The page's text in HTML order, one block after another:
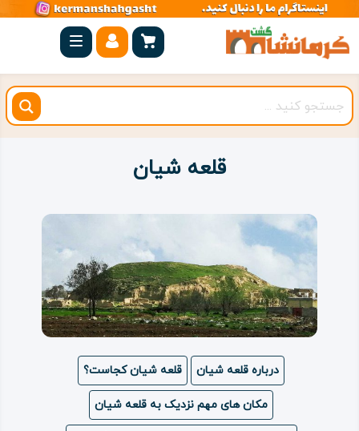
صفحه
اصلی
کرمانشاه
شهرستان
روستاهای
اقامتگاه
قلعه شیان
درباره قلعه شیان قلعه شیان کجاست؟
مکان های مهم نزدیک به قلعه شیان